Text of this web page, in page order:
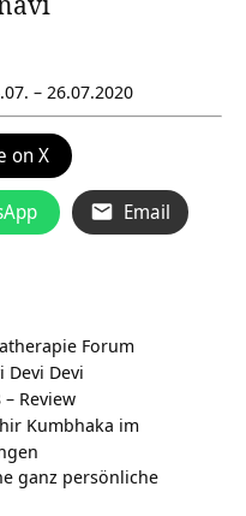
– 26.07.2020
on X
Email
Forum
Devi Devi
Review
Kumbhaka im
ganz persönliche